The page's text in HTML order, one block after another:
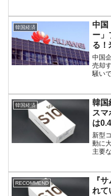
『Money1』
韓国『国民年
発。
『Money1』
韓国政府「ニ
ンペーン」⇒ あの名物教授
軍
後10
韓国経済
中国
ー」
る！
中国
売却
騒い
心臓
とな
（
韓国経済
韓国
ス
は
新型
動に
主要
ます
08月
世界
RECOMMEND
『
れて